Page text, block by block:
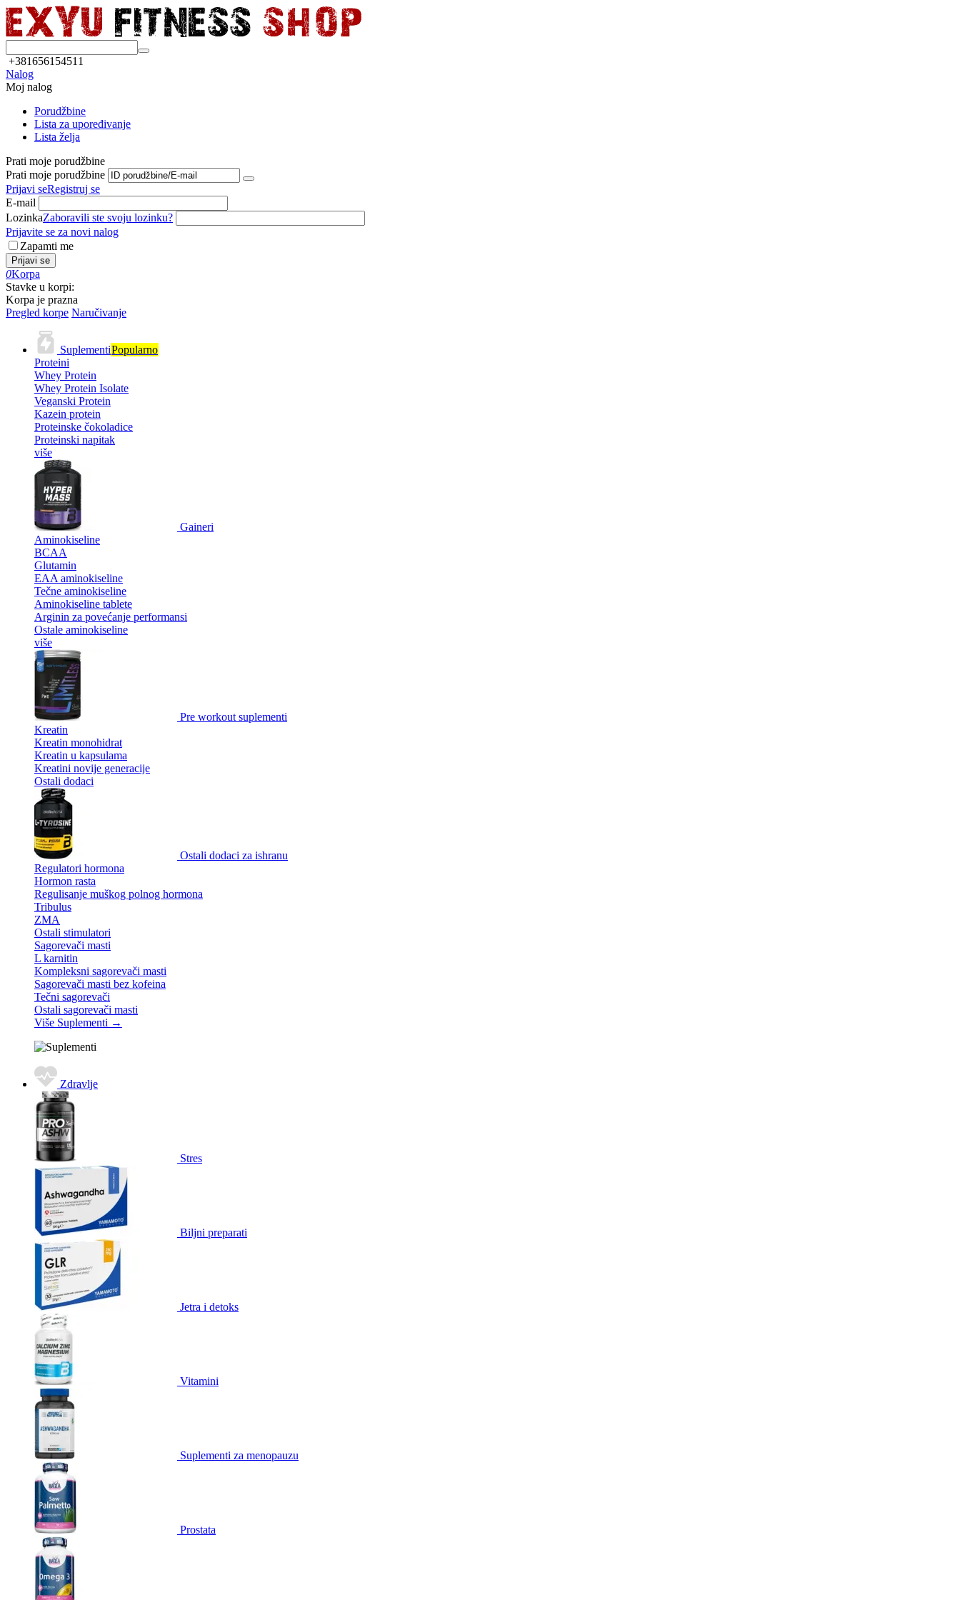
+381656154511
Nalog
Moj nalog
Porudžbine
Lista za upoređivanje
Lista želja
Prati moje porudžbine
Prati moje porudžbine
Prijavi seRegistruj se
E-mail
LozinkaZaboravili ste svoju lozinku?
Prijavite se za novi nalog
Zapamti me
Prijavi se
0Korpa
Stavke u korpi:
Korpa je prazna
Pregled korpe Naručivanje
SuplementiPopularno
Proteini
Whey Protein
Whey Protein Isolate
Veganski Protein
Kazein protein
Proteinske čokoladice
Proteinski napitak
više
Gaineri
Aminokiseline
BCAA
Glutamin
EAA aminokiseline
Tečne aminokiseline
Aminokiseline tablete
Arginin za povećanje performansi
Ostale aminokiseline
više
Pre workout suplementi
Kreatin
Kreatin monohidrat
Kreatin u kapsulama
Kreatini novije generacije
Ostali dodaci
Ostali dodaci za ishranu
Regulatori hormona
Hormon rasta
Regulisanje muškog polnog hormona
Tribulus
ZMA
Ostali stimulatori
Sagorevači masti
L karnitin
Kompleksni sagorevači masti
Sagorevači masti bez kofeina
Tečni sagorevači
Ostali sagorevači masti
Više Suplementi →
Zdravlje
Stres
Biljni preparati
Jetra i detoks
Vitamini
Suplementi za menopauzu
Prostata